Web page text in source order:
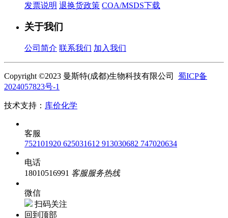
发票说明 退换货政策 COA/MSDS下载
关于我们
公司简介 联系我们 加入我们
Copyright ©2023 曼斯特(成都)生物科技有限公司 蜀ICP备
2024057823号-1
技术支持： 库价化学
客服
752101920 625031612 913030682 747020634
电话
18010516991 客服服务热线
微信
扫码关注
回到顶部